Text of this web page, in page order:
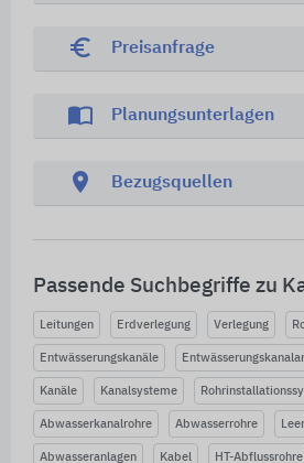
euro_symbol Preisanfrage
import_contacts Planungsunterlagen
location_on Bezugsquellen
Passende Suchbegriffe zu
Leitungen Erdverlegung Verlegung
Entwässerungskanäle
Kanäle Kanalsysteme
Abwasserkanalrohre Abwasserrohre
Abwasseranlagen Kabel HT-Abflussrohre